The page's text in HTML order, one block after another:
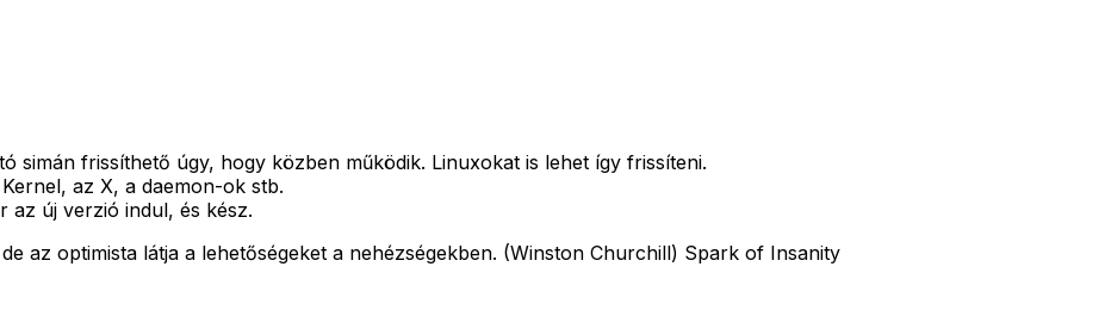
simán frissíthető úgy, hogy közben működik. Linuxokat is lehet így frissíteni.
az X, a daemon-ok stb.
az új verzió indul, és kész.
az optimista látja a lehetőségeket a nehézségekben. (Winston Churchill) Spark of Insanity